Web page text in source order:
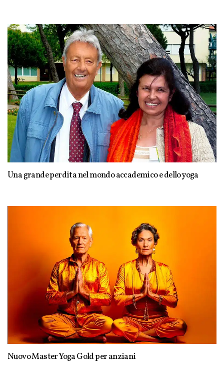
Una grande perdita nel mondo accademico e dello yoga
Nuovo Master Yoga Gold per anziani